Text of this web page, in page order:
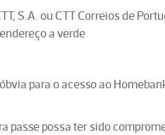
S.A. ou CTT Correios de
a verde
para o acesso ao
passe possa ter sido